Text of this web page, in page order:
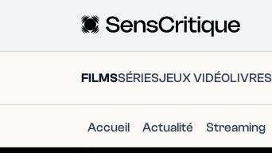
FILMSSÉRIESJEUX VIDÉOLIVRES
Accueil Actualité Streaming